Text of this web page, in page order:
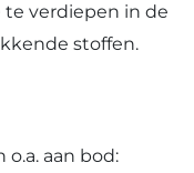
verdiepen in de
stoffen.
aan bod: